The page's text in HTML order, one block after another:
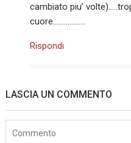
cambiato piu’
cuore………………
Rispondi
LASCIA UN COMMENTO